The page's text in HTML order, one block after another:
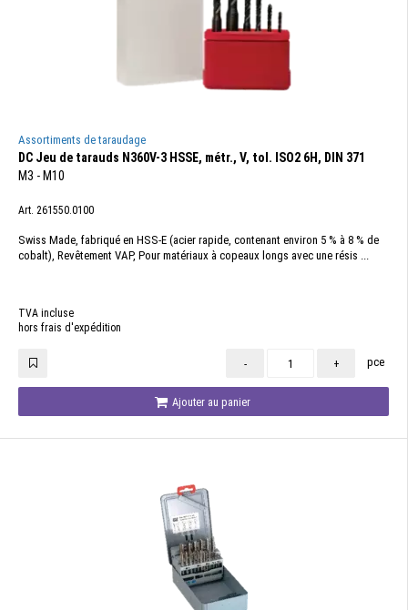
Assortiments de taraudage
DC Jeu de tarauds N360V-3 HSSE, métr., V, tol. ISO2 6H, DIN 371
M3 - M10
Art. 261550.0100
Swiss Made, fabriqué en HSS-E (acier rapide, contenant environ 5 % à 8 % de
cobalt), Revêtement VAP, Pour matériaux à copeaux longs avec une résis ...
TVA incluse
hors frais d'expédition
- + pce
Ajouter au panier